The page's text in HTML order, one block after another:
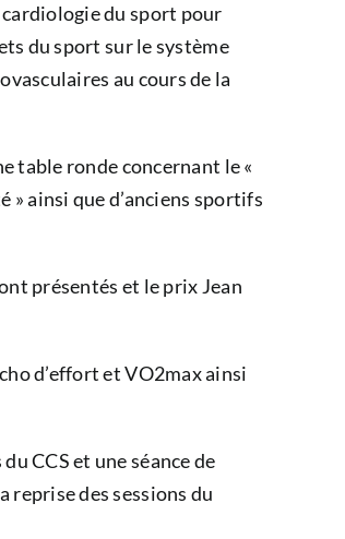
du sport pour
du sport sur le système
au cours de la
table ronde concernant le «
ainsi que d’anciens sportifs
présentés et le prix Jean
d’effort et VO2max ainsi
CCS et une séance de
des sessions du